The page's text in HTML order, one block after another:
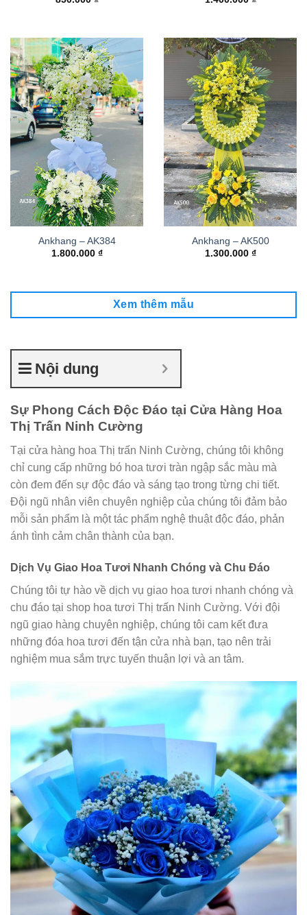
Ankhang – AK384
1.800.000 ₫
Ankhang – AK500
1.300.000 ₫
Xem thêm mẫu
Nội dung
Sự Phong Cách Độc Đáo tại Cửa Hàng Hoa
Thị Trấn Ninh Cường
Tại cửa hàng hoa Thị trấn Ninh Cường, chúng tôi không
chỉ cung cấp những bó hoa tươi tràn ngập sắc màu mà
còn đem đến sự độc đáo và sáng tạo trong từng chi tiết.
Đội ngũ nhân viên chuyên nghiệp của chúng tôi đảm bảo
mỗi sản phẩm là một tác phẩm nghệ thuật độc đáo, phản
ánh tình cảm chân thành của bạn.
Dịch Vụ Giao Hoa Tươi Nhanh Chóng và Chu Đáo
Chúng tôi tự hào về dịch vụ giao hoa tươi nhanh chóng và
chu đáo tại shop hoa tươi Thị trấn Ninh Cường. Với đội
ngũ giao hàng chuyên nghiệp, chúng tôi cam kết đưa
những đóa hoa tươi đến tận cửa nhà bạn, tạo nên trải
nghiệm mua sắm trực tuyến thuận lợi và an tâm.